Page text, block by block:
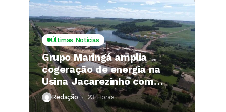
Últimas Notícias
Grupo Maringá amplia
cogeração de energia na
Usina Jacarezinho com
investimento de R$ 120
milhões
Redação 23 Horas ⁮